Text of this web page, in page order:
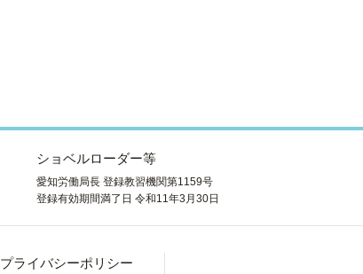
ショベルローダー等
愛知労働局長 登録教習機関第1159号
登録有効期間満了日 令和11年3月30日
プライバシーポリシー